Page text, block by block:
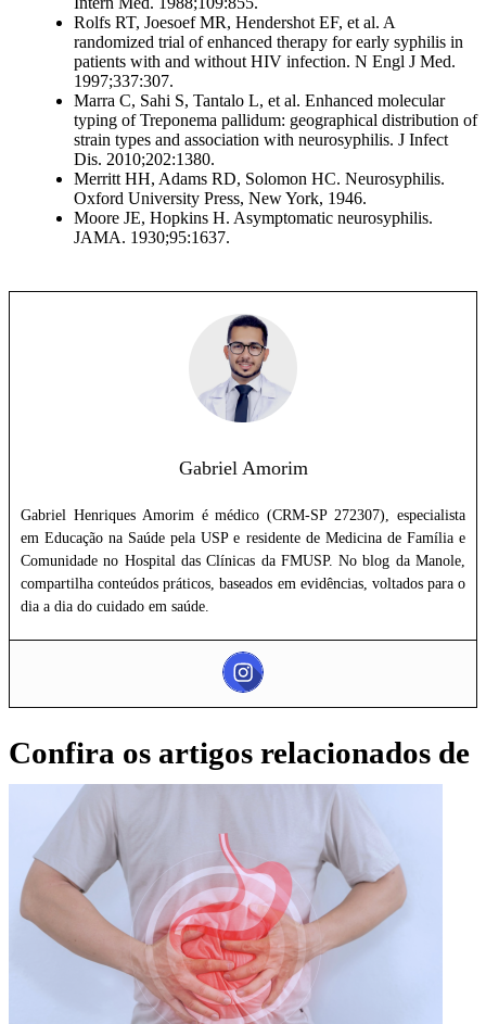
Rolfs RT, Joesoef MR, Hendershot EF, et al. A
randomized trial of enhanced therapy for early syphilis in
patients with and without HIV infection. N Engl J Med.
1997;337:307.
Marra C, Sahi S, Tantalo L, et al. Enhanced molecular
typing of Treponema pallidum: geographical distribution of
strain types and association with neurosyphilis. J Infect
Dis. 2010;202:1380.
Merritt HH, Adams RD, Solomon HC. Neurosyphilis.
Oxford University Press, New York, 1946.
Moore JE, Hopkins H. Asymptomatic neurosyphilis.
JAMA. 1930;95:1637.
Gabriel Amorim
Gabriel Henriques Amorim é médico (CRM-SP 272307), especialista
em Educação na Saúde pela USP e residente de Medicina de Família e
Comunidade no Hospital das Clínicas da FMUSP. No blog da Manole,
compartilha conteúdos práticos, baseados em evidências, voltados para o
dia a dia do cuidado em saúde.
Confira os artigos relacionados de